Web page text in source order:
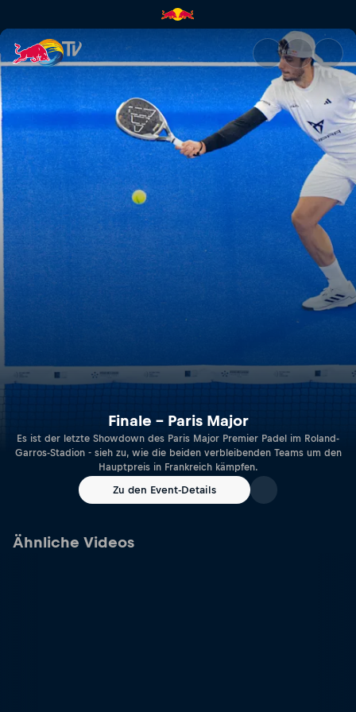
Finale – Paris Major | Red Bull
Finale – Paris Major
Es ist der letzte Showdown des Paris Major Premier Padel im Roland-
Garros-Stadion - sieh zu, wie die beiden verbleibenden Teams um den
Hauptpreis in Frankreich kämpfen.
Zu den Event-Details
Ähnliche Videos